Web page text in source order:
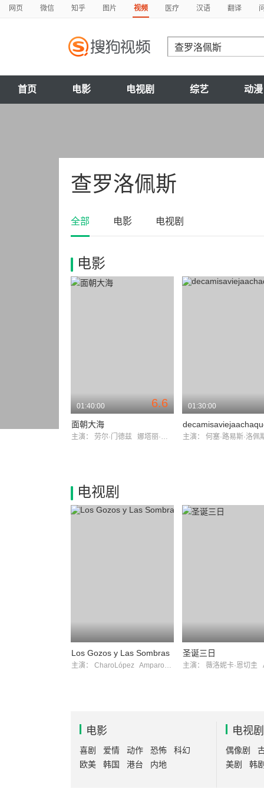
网页 微信 知乎 图片 视频 医疗 汉语 翻译
首页 电影 电视剧 综艺 动漫
查罗洛佩斯
全部 电影 电视剧
电影
6.6
01:40:00
面朝大海
主演： 劳尔·门德兹 娜塔丽·科尔多瓦
01:30:00
主演： 何塞·路易斯·洛佩斯·巴
电视剧
Los Gozos y Las Sombras
主演： CharoLópez AmparoRivelles
圣诞三日
主演： 薇洛妮卡·恩切圭
电影
喜剧 爱情 动作 恐怖
科幻
欧美
韩国 港台 内地
电视剧
偶像剧
美剧
韩